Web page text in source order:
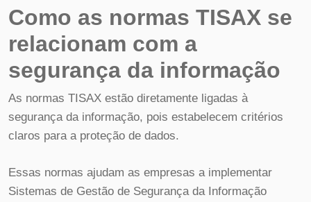
Como as normas TISAX se
relacionam com a
segurança da informação
As normas TISAX estão diretamente ligadas à
segurança da informação, pois estabelecem critérios
claros para a proteção de dados.
Essas normas ajudam as empresas a implementar
Sistemas de Gestão de Segurança da Informação